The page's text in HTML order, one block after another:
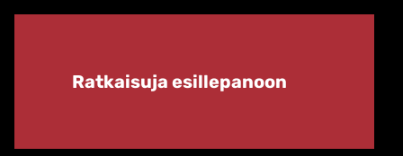
Ratkaisuja esillepanoon